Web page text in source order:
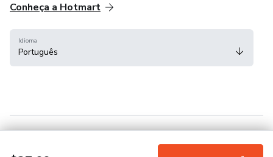
Conheça a Hotmart
Idioma
Português